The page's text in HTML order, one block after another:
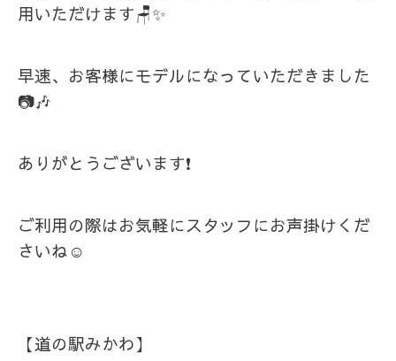
用いただけます🪑✨
早速、お客様にモデルになっていただきました
📷️🎶
ありがとうございます❗
ご利用の際はお気軽にスタッフにお声掛けくだ
さいね☺️
【道の駅みかわ】